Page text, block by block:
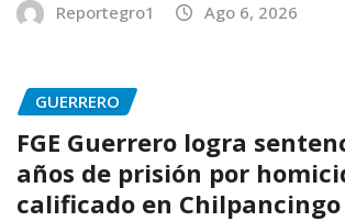
Reportegro1 Ago 6, 2026
GUERRERO
FGE Guerrero logra
años de prisión por
calificado en Chilpancingo